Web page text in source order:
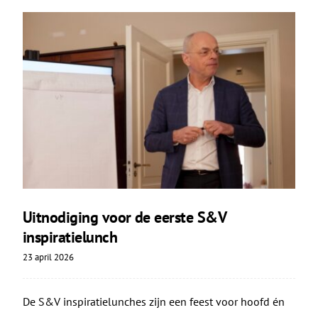
Uitnodiging voor de eerste S&V
inspiratielunch
23 april 2026
De S&V inspiratielunches zijn een feest voor hoofd én